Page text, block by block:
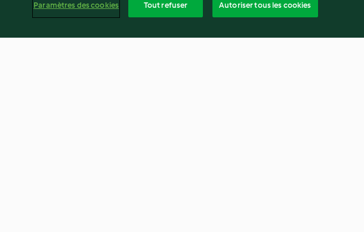
Paramètres des cookies Tout refuser Autoriser tous les cookies